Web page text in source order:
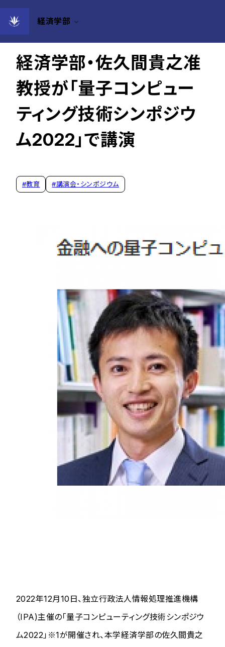
経済学部
2022年12月12日
経済学部・佐久間貴之准
教授が「量子コンピュー
ティング技術シンポジウ
ム2022」で講演
#教育 #講演会・シンポジウム
2022年12月10日、独立行政法人情報処理推進機構
（IPA)主催の「量子コンピューティング技術シンポジウ
ム2022」※1が開催され、本学経済学部の佐久間貴之